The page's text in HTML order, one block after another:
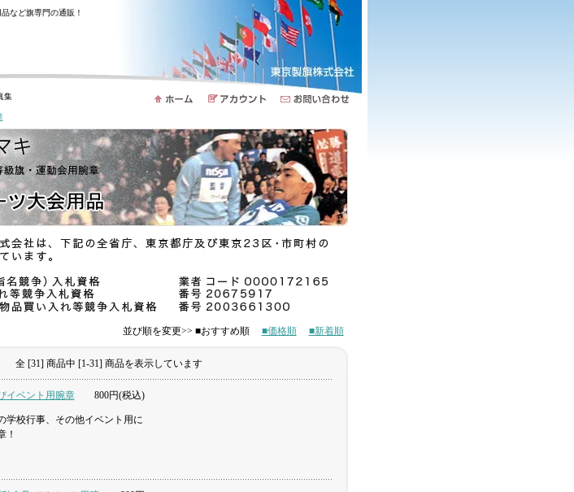
品など旗専門の通販！
集
並び順を変更>> ■おすすめ順 ■価格順 ■新着順
全 [31] 商品中 [1-31] 商品を表示しています
イベント用腕章 800円(税込)
学校行事、その他イベント用に
！